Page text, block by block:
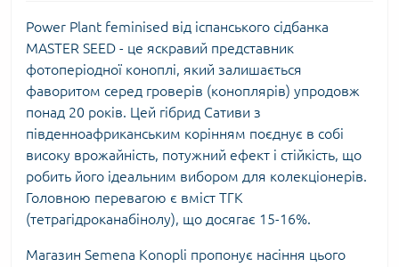
Power Plant feminised від іспанського сідбанка
MASTER SEED - це яскравий представник
фотоперіодної коноплі, який залишається
фаворитом серед гроверів (коноплярів) упродовж
понад 20 років. Цей гібрид Сативи з
південноафриканським корінням поєднує в собі
високу врожайність, потужний ефект і стійкість, що
робить його ідеальним вибором для колекціонерів.
Головною перевагою є вміст ТГК
(тетрагідроканабінолу), що досягає 15-16%.
Магазин Semena Konopli пропонує насіння цього